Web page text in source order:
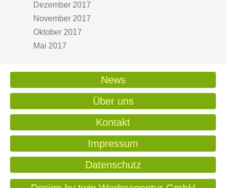
Dezember 2017
November 2017
Oktober 2017
Mai 2017
News
Über uns
Kontakt
Impressum
Datenschutz